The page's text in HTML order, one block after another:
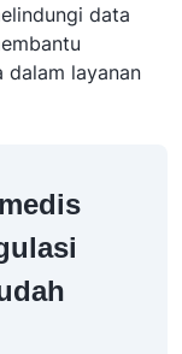
data
dalam layanan